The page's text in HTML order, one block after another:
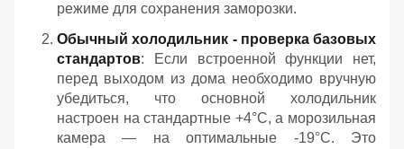
режиме для сохранения заморозки.
Обычный холодильник - проверка базовых
стандартов: Если встроенной функции нет,
перед выходом из дома необходимо вручную
убедиться, что основной холодильник
настроен на стандартные +4°C, а морозильная
камера — на оптимальные -19°C. Это